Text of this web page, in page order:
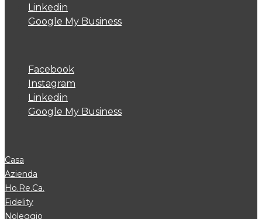
Linkedin
Google My Business
Facebook
Instagram
Linkedin
Google My Business
Casa
Azienda
Ho.Re.Ca.
Fidelity
Noleggio